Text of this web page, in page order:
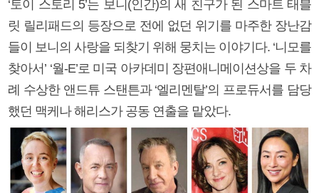
‘토이 스토리 5’는 보니(인간)의 새 친구가 된 스마트 태블
릿 릴리패드의 등장으로 전에 없던 위기를 마주한 장난감
들이 보니의 사랑을 되찾기 위해 뭉치는 이야기다. ‘니모를
찾아서’ ‘월-E’로 미국 아카데미 장편애니메이션상을 두 차
례 수상한 앤드튜 스탠튼과 ‘엘리멘탈’의 프로듀서를 담당
했던 맥케나 해리스가 공동 연출을 맡았다.